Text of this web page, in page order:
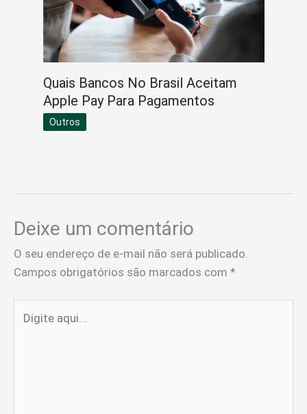
Quais Bancos No Brasil Aceitam
Apple Pay Para Pagamentos
Outros
Deixe um comentário
O seu endereço de e-mail não será publicado.
Campos obrigatórios são marcados com *
aqui...